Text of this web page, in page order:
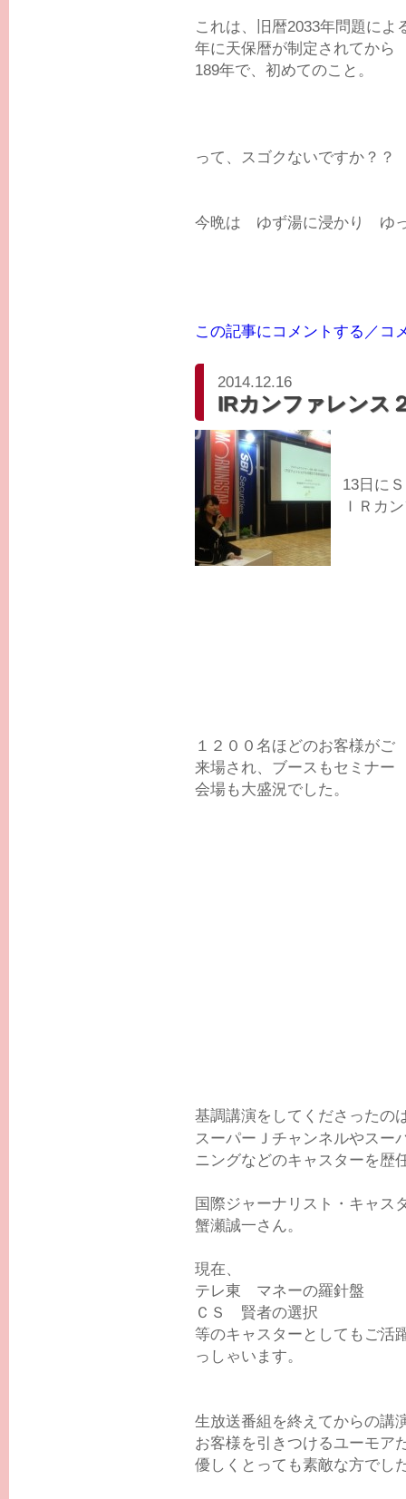
これは、旧暦2033年問題に
年に天保暦が制定されてから
189年で、初めてのこと。
って、スゴクないですか？？
今晩は ゆず湯に浸かり ゆ
この記事にコメントする／コ
2014.12.16
IRカンファレンス
13日に
ＩＲカ
１２００名ほどのお客様がご
来場され、ブースもセミナー
会場も大盛況でした。
基調講演をしてくださったの
スーパーＪチャンネルやスー
ニングなどのキャスターを歴
国際ジャーナリスト・キャス
蟹瀬誠一さん。
現在、
テレ東 マネーの羅針盤
ＣＳ 賢者の選択
等のキャスターとしてもご活
っしゃいます。
生放送番組を終えてからの講
お客様を引きつけるユーモア
優しくとっても素敵な方でし